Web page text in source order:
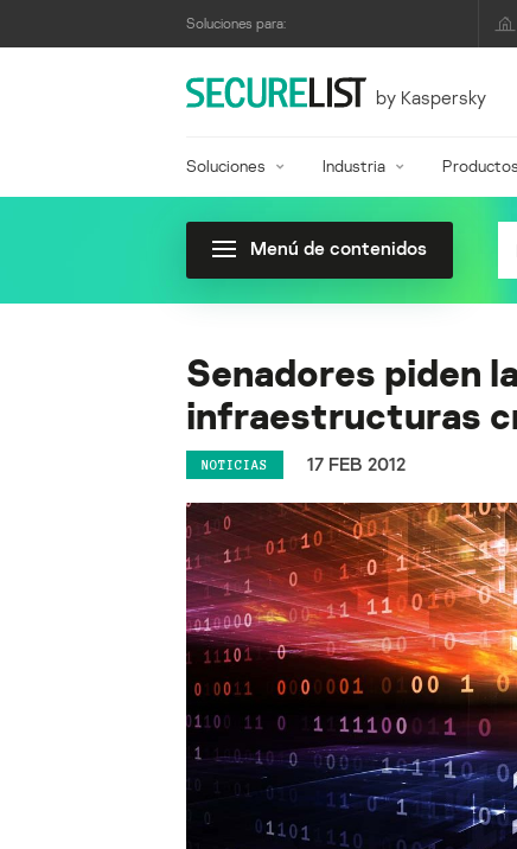
Soluciones para:
by Kaspersky
Soluciones Industria Productos
Menú de contenidos
Senadores piden
infraestructuras
NOTICIAS 17 FEB 2012